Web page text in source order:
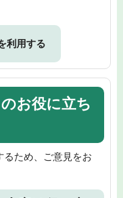
利用する
お役に立ち
るため、ご意見をお